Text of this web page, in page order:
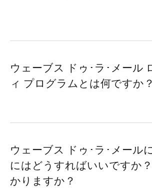
ウェーブス ドゥ･ラ･メール
ィ プログラムとは何ですか？
ウェーブス ドゥ･ラ･メール
にはどうすればいいですか
かりますか？